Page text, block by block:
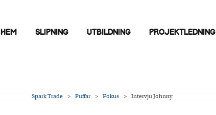
Hem Slipning Utbildning Projektledning
Spark Trade > Puffar > Fokus > Intervju Johnny